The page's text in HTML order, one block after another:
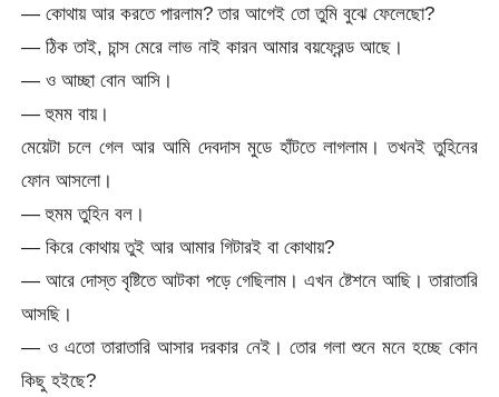
— কোথায় আর করতে পারলাম? তার আগেই তো তুমি বুঝে ফেলেছো?
— ঠিক তাই, চান্স মেরে লাভ নাই কারন আমার বয়ফ্রেন্ড আছে।
— ও আচ্ছা বোন আসি।
— হুমম বায়।
মেয়েটা চলে গেল আর আমি দেবদাস মুডে হাঁটতে লাগলাম। তখনই তুহিনের
ফোন আসলো।
— হুমম তুহিন বল।
— কিরে কোথায় তুই আর আমার গিটারই বা কোথায়?
— আরে দোস্ত বৃষ্টিতে আটকা পড়ে গেছিলাম। এখন ষ্টেশনে আছি। তারাতারি
আসছি।
— ও এতো তারাতারি আসার দরকার নেই। তোর গলা শুনে মনে হচ্ছে কোন
কিছু হইছে?